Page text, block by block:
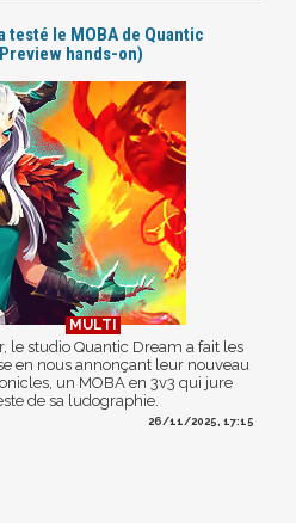
testé le MOBA de Quantic
hands-on)
le studio Quantic Dream a fait les
en nous annonçant leur nouveau
un MOBA en 3v3 qui jure
de sa ludographie.
26/11/2025, 17:15